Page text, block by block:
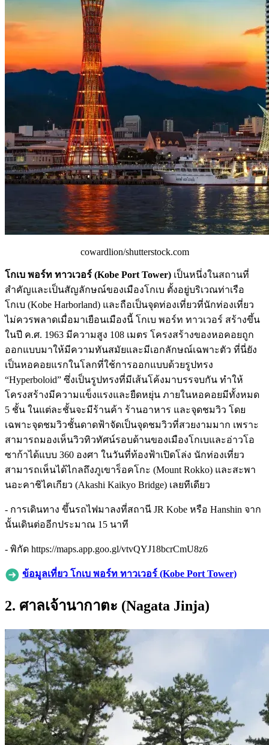
cowardlion/shutterstock.com
โกเบ พอร์ท ทาวเวอร์ (Kobe Port Tower) เป็นหนึ่งในสถานที่
สำคัญและเป็นสัญลักษณ์ของเมืองโกเบ ตั้งอยู่บริเวณท่าเรือ
โกเบ (Kobe Harborland) และถือเป็นจุดท่องเที่ยวที่นักท่องเที่ยว
ไม่ควรพลาดเมื่อมาเยือนเมืองนี้ โกเบ พอร์ท ทาวเวอร์ สร้างขึ้น
ในปี ค.ศ. 1963 มีความสูง 108 เมตร โครงสร้างของหอคอยถูก
ออกแบบมาให้มีความทันสมัยและมีเอกลักษณ์เฉพาะตัว ที่นี่ยัง
เป็นหอคอยแรกในโลกที่ใช้การออกแบบด้วยรูปทรง
“Hyperboloid” ซึ่งเป็นรูปทรงที่มีเส้นโค้งมาบรรจบกัน ทำให้
โครงสร้างมีความแข็งแรงและยืดหยุ่น ภายในหอคอยมีทั้งหมด
5 ชั้น ในแต่ละชั้นจะมีร้านค้า ร้านอาหาร และจุดชมวิว โดย
เฉพาะจุดชมวิวชั้นดาดฟ้าจัดเป็นจุดชมวิวที่สวยงามมาก เพราะ
สามารถมองเห็นวิวทิวทัศน์รอบด้านของเมืองโกเบและอ่าวโอ
ซาก้าได้แบบ 360 องศา ในวันที่ท้องฟ้าเปิดโล่ง นักท่องเที่ยว
สามารถเห็นได้ไกลถึงภูเขาร็อคโกะ (Mount Rokko) และสะพา
นอะคาชิไคเกียว (Akashi Kaikyo Bridge) เลยทีเดียว
- การเดินทาง ขึ้นรถไฟมาลงที่สถานี JR Kobe หรือ Hanshin จาก
นั้นเดินต่ออีกประมาณ 15 นาที
- พิกัด https://maps.app.goo.gl/vtvQYJ18bcrCmU8z6
ข้อมูลเที่ยว โกเบ พอร์ท ทาวเวอร์ (Kobe Port Tower)
2. ศาลเจ้านากาตะ (Nagata Jinja)